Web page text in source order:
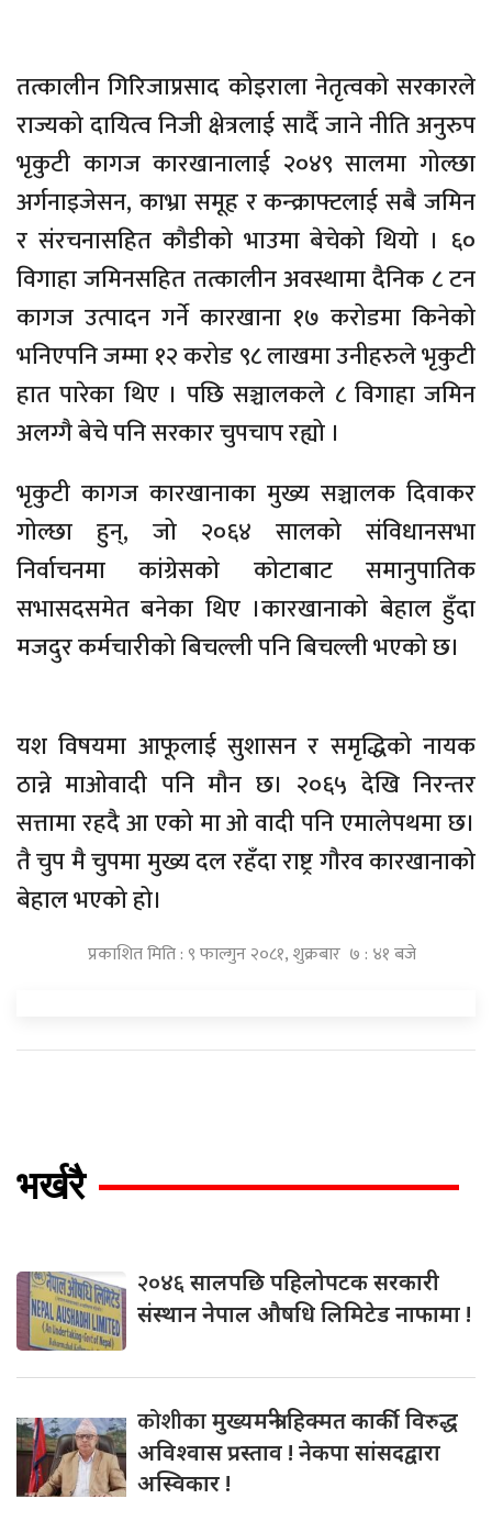
तत्कालीन गिरिजाप्रसाद कोइराला नेतृत्वको सरकारले
राज्यको दायित्व निजी क्षेत्रलाई सार्दै जाने नीति अनुरुप
भृकुटी कागज कारखानालाई २०४९ सालमा गोल्छा
अर्गनाइजेसन, काभ्रा समूह र कन्क्राफ्टलाई सबै जमिन
र संरचनासहित कौडीको भाउमा बेचेको थियो । ६०
विगाहा जमिनसहित तत्कालीन अवस्थामा दैनिक ८ टन
कागज उत्पादन गर्ने कारखाना १७ करोडमा किनेको
भनिएपनि जम्मा १२ करोड ९८ लाखमा उनीहरुले भृकुटी
हात पारेका थिए । पछि सञ्चालकले ८ विगाहा जमिन
अलग्गै बेचे पनि सरकार चुपचाप रह्यो ।
भृकुटी कागज कारखानाका मुख्य सञ्चालक दिवाकर
गोल्छा हुन्, जो २०६४ सालको संविधानसभा
निर्वाचनमा कांग्रेसको कोटाबाट समानुपातिक
सभासदसमेत बनेका थिए ।कारखानाको बेहाल हुँदा
मजदुर कर्मचारीको बिचल्ली पनि बिचल्ली भएको छ।
यश विषयमा आफूलाई सुशासन र समृद्धिको नायक
ठान्ने माओवादी पनि मौन छ। २०६५ देखि निरन्तर
सत्तामा रहदै आ एको मा ओ वादी पनि एमालेपथमा छ।
तै चुप मै चुपमा मुख्य दल रहँदा राष्ट्र गौरव कारखानाको
बेहाल भएको हो।
प्रकाशित मिति : ९ फाल्गुन २०८१, शुक्रबार ७ : ४१ बजे
भर्खरै
२०४६सालपछि पहिलोपटक सरकारी
संस्थान नेपाल औषधि लिमिटेड नाफामा !
कोशीकामुख्यमन्त्री हिक्मत कार्की विरुद्ध
अविश्वास प्रस्ताव ! नेकपा सांसदद्वारा
अस्विकार !